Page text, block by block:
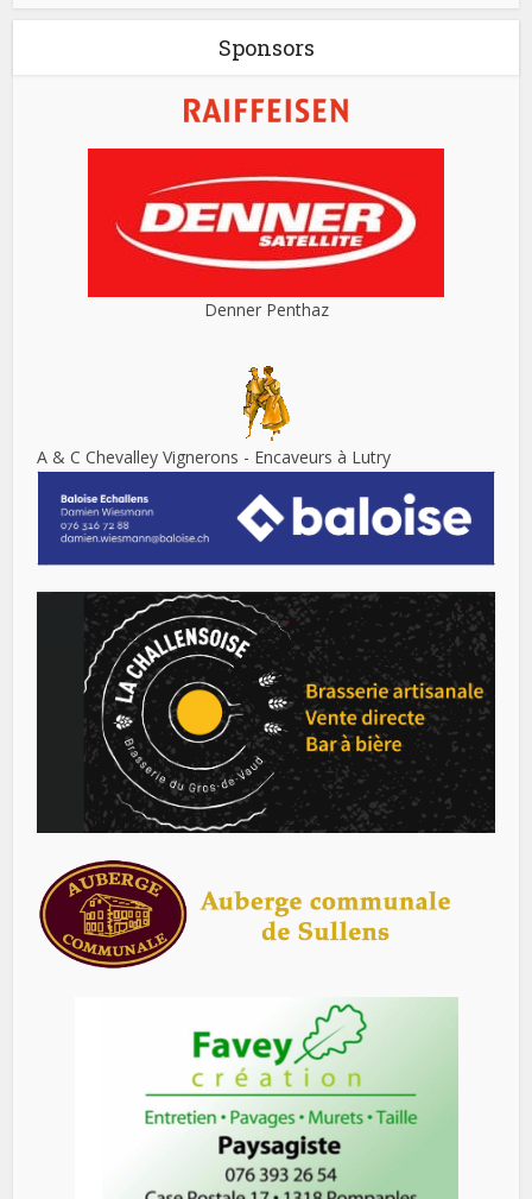
Sponsors
Denner Penthaz
A & C Chevalley Vignerons - Encaveurs à Lutry